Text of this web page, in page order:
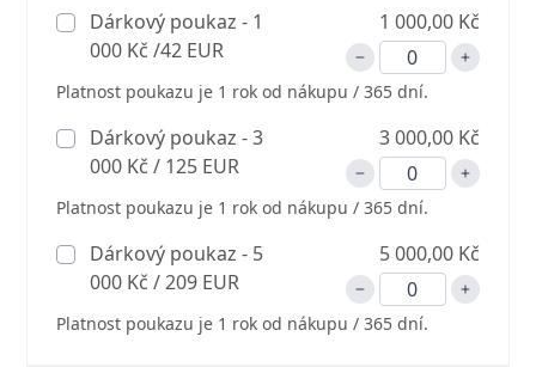
Dárkový poukaz - 1
000 Kč /42 EUR
1 000,00 Kč
Platnost poukazu je 1 rok od nákupu / 365 dní.
Dárkový poukaz - 3
000 Kč / 125 EUR
3 000,00 Kč
Platnost poukazu je 1 rok od nákupu / 365 dní.
Dárkový poukaz - 5
000 Kč / 209 EUR
5 000,00 Kč
Platnost poukazu je 1 rok od nákupu / 365 dní.